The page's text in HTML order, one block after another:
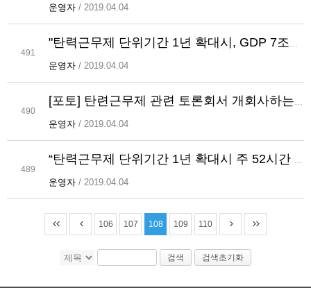
운영자 / 2019.04.04
491
"탄력근무제 단위기간 1년 확대시, GDP 7조4000억 충격 완화"
운영자 / 2019.04.04
490
[포토] 탄련근무제 관련 토론회서 개회사하는 김종석 의원
운영자 / 2019.04.04
489
“탄력근무제 단위기간 1년 확대시 주 52시간 근무 부정적 영향 최소화”
운영자 / 2019.04.04
106 107 108 109 110
검색 검색초기화